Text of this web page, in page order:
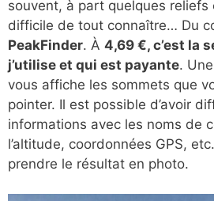
souvent, à part quelques reliefs
difficile de tout connaître… Du
PeakFinder. À 4,69 €, c’est la
j’utilise et qui est payante.
vous affiche les sommets que
pointer. Il est possible d’avoir
informations avec les noms de
l’altitude, coordonnées GPS,
prendre le résultat en photo.